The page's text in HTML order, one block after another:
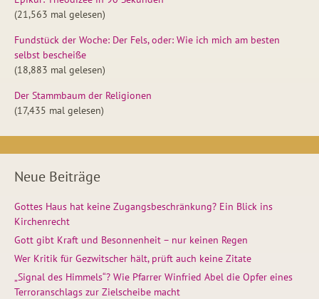
(21,563 mal gelesen)
Fundstück der Woche: Der Fels, oder: Wie ich mich am besten
selbst bescheiße
(18,883 mal gelesen)
Der Stammbaum der Religionen
(17,435 mal gelesen)
Neue Beiträge
Gottes Haus hat keine Zugangsbeschränkung? Ein Blick ins
Kirchenrecht
Gott gibt Kraft und Besonnenheit – nur keinen Regen
Wer Kritik für Gezwitscher hält, prüft auch keine Zitate
„Signal des Himmels“? Wie Pfarrer Winfried Abel die Opfer eines
Terroranschlags zur Zielscheibe macht